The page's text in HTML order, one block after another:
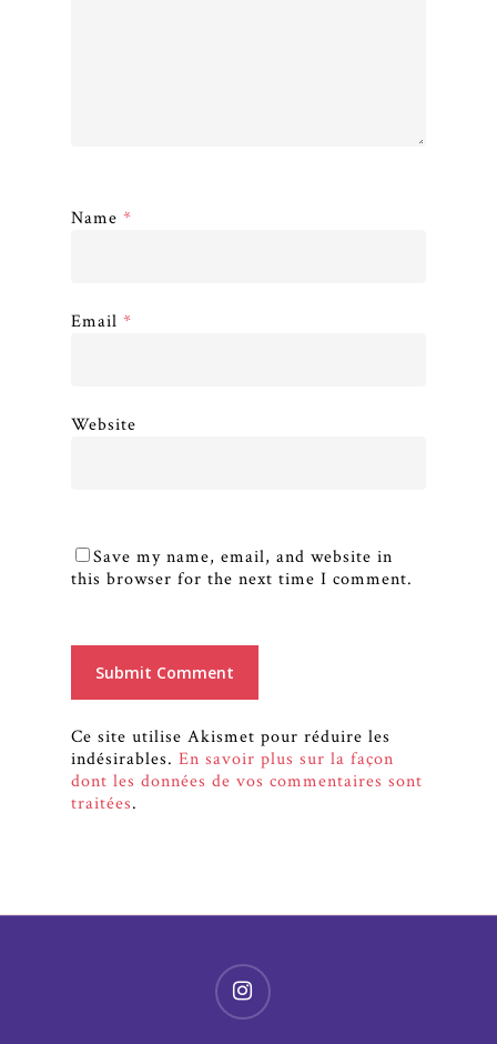
Name *
Email *
Website
Save my name, email, and website in
this browser for the next time I comment.
Ce site utilise Akismet pour réduire les
indésirables. En savoir plus sur la façon
dont les données de vos commentaires sont
traitées.